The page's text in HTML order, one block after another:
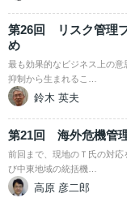
第26回 リスク管理
め
最も効果的なビジネス上の
抑制から生まれるこ…
鈴木 英夫
第21回 海外危機管理
前回まで、現地のＴ氏の対
び中東地域の統括機…
高原 彦二郎